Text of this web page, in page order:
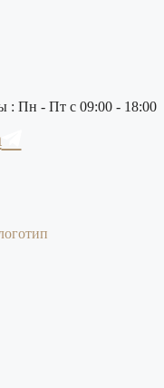
: Пн - Пт с 09:00 - 18:00